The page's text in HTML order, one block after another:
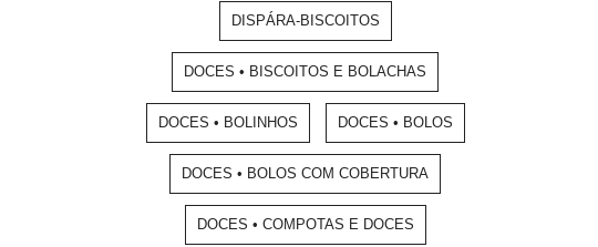
DISPÁRA-BISCOITOS
DOCES • BISCOITOS E BOLACHAS
DOCES • BOLINHOS DOCES • BOLOS
DOCES • BOLOS COM COBERTURA
DOCES • COMPOTAS E DOCES